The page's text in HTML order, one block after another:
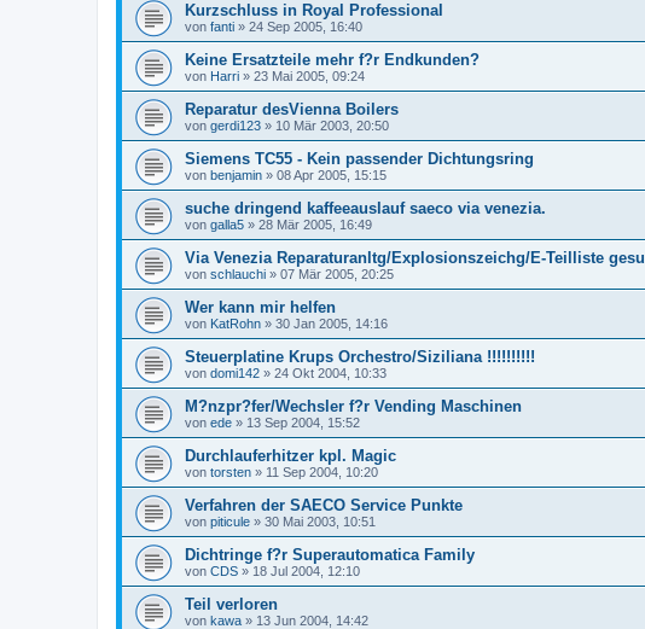
Kurzschluss in Royal Professional
von fanti » 24 Sep 2005, 16:40
Keine Ersatzteile mehr f?r Endkunden?
von Harri » 23 Mai 2005, 09:24
Reparatur desVienna Boilers
von gerdi123 » 10 Mär 2003, 20:50
Siemens TC55 - Kein passender Dichtungsring
von benjamin » 08 Apr 2005, 15:15
suche dringend kaffeeauslauf saeco via venezia.
von galla5 » 28 Mär 2005, 16:49
Via Venezia Reparaturanltg/Explosionszeichg/E-Teilliste gesu
von schlauchi » 07 Mär 2005, 20:25
Wer kann mir helfen
von KatRohn » 30 Jan 2005, 14:16
Steuerplatine Krups Orchestro/Siziliana !!!!!!!!!!
von domi142 » 24 Okt 2004, 10:33
M?nzpr?fer/Wechsler f?r Vending Maschinen
von ede » 13 Sep 2004, 15:52
Durchlauferhitzer kpl. Magic
von torsten » 11 Sep 2004, 10:20
Verfahren der SAECO Service Punkte
von piticule » 30 Mai 2003, 10:51
Dichtringe f?r Superautomatica Family
von CDS » 18 Jul 2004, 12:10
Teil verloren
von kawa » 13 Jun 2004, 14:42